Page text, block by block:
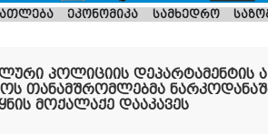
ეკონომიკა სამხედრო
პოლიციის დეპარტამენტის
თანამშრომლებმა
მოქალაქე დააკავეს